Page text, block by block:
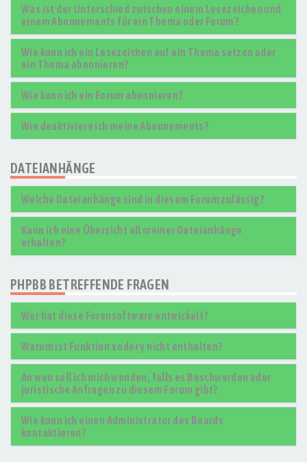
Was ist der Unterschied zwischen einem Lesezeichen und
einem Abonnements für ein Thema oder Forum?
Wie kann ich ein Lesezeichen auf ein Thema setzen oder
ein Thema abonnieren?
Wie kann ich ein Forum abonnieren?
Wie deaktiviere ich meine Abonnements?
DATEIANHÄNGE
Welche Dateianhänge sind in diesem Forum zulässig?
Kann ich eine Übersicht all meiner Dateianhänge
erhalten?
PHPBB BETREFFENDE FRAGEN
Wer hat diese Forensoftware entwickelt?
Warum ist Funktion x oder y nicht enthalten?
An wen soll ich mich wenden, falls es Beschwerden oder
juristische Anfragen zu diesem Forum gibt?
Wie kann ich einen Administrator des Boards
kontaktieren?